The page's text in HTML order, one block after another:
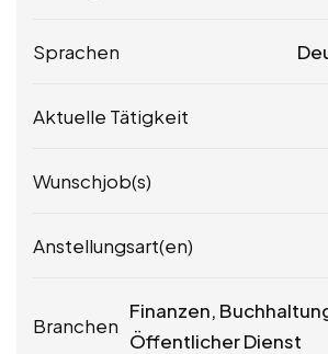
Sprachen
Aktuelle Tätigkeit
Wunschjob(s)
Anstellungsart(en)
Branchen
Finanzen,
Öffentlicher Dienst